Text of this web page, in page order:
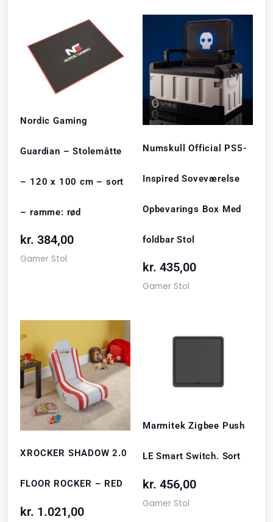
Nordic Gaming
Guardian – Stolemåtte
– 120 x 100 cm – sort
– ramme: rød
kr. 384,00
Gamer Stol
Numskull Official PS5-
Inspired Soveværelse
Opbevarings Box Med
foldbar Stol
kr. 435,00
Gamer Stol
XROCKER SHADOW 2.0
FLOOR ROCKER – RED
kr. 1.021,00
Marmitek Zigbee Push
LE Smart Switch. Sort
kr. 456,00
Gamer Stol